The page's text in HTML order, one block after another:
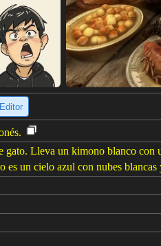
Editor
Lleva un kimono blanco con
un cielo azul con nubes